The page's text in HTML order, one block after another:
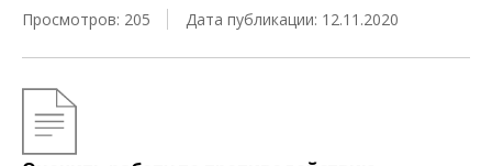
Просмотров: 205
Дата публикации: 12.11.2020